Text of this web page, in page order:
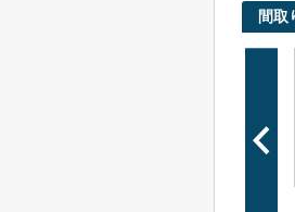
間取